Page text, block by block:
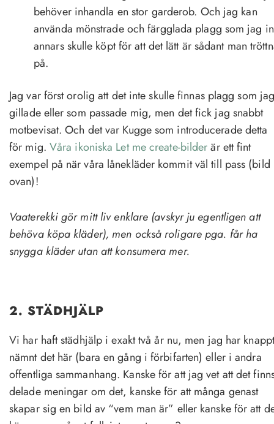
behöver inhandla en stor garderob. Och jag kan
använda mönstrade och färgglada plagg som jag
annars skulle köpt för att det lätt är sådant man
på.
Jag var först orolig att det inte skulle finnas plagg som
gillade eller som passade mig, men det fick jag snabbt
motbevisat. Och det var Kugge som introducerade detta
för mig. Våra ikoniska Let me create-bilderär ett fint
exempel på när våra lånekläder kommit väl till pass (bild
ovan)!
Vaaterekki gör mitt liv enklare (avskyr ju egentligen att
behöva köpa kläder), men också roligare pga. får ha
snygga kläder utan att konsumera mer.
2. STÄDHJÄLP
Vi har haft städhjälp i exakt två år nu, men jag har knappt
nämnt det här (bara en gång i förbifarten) eller i andra
offentliga sammanhang. Kanske för att jag vet att det
delade meningar om det, kanske för att många genast
skapar sig en bild av “vem man är” eller kanske för att